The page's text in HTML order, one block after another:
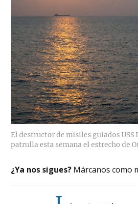
El destructor de misiles guiados
patrulla esta semana el estrecho de
¿Ya nos sigues? Márcanos como